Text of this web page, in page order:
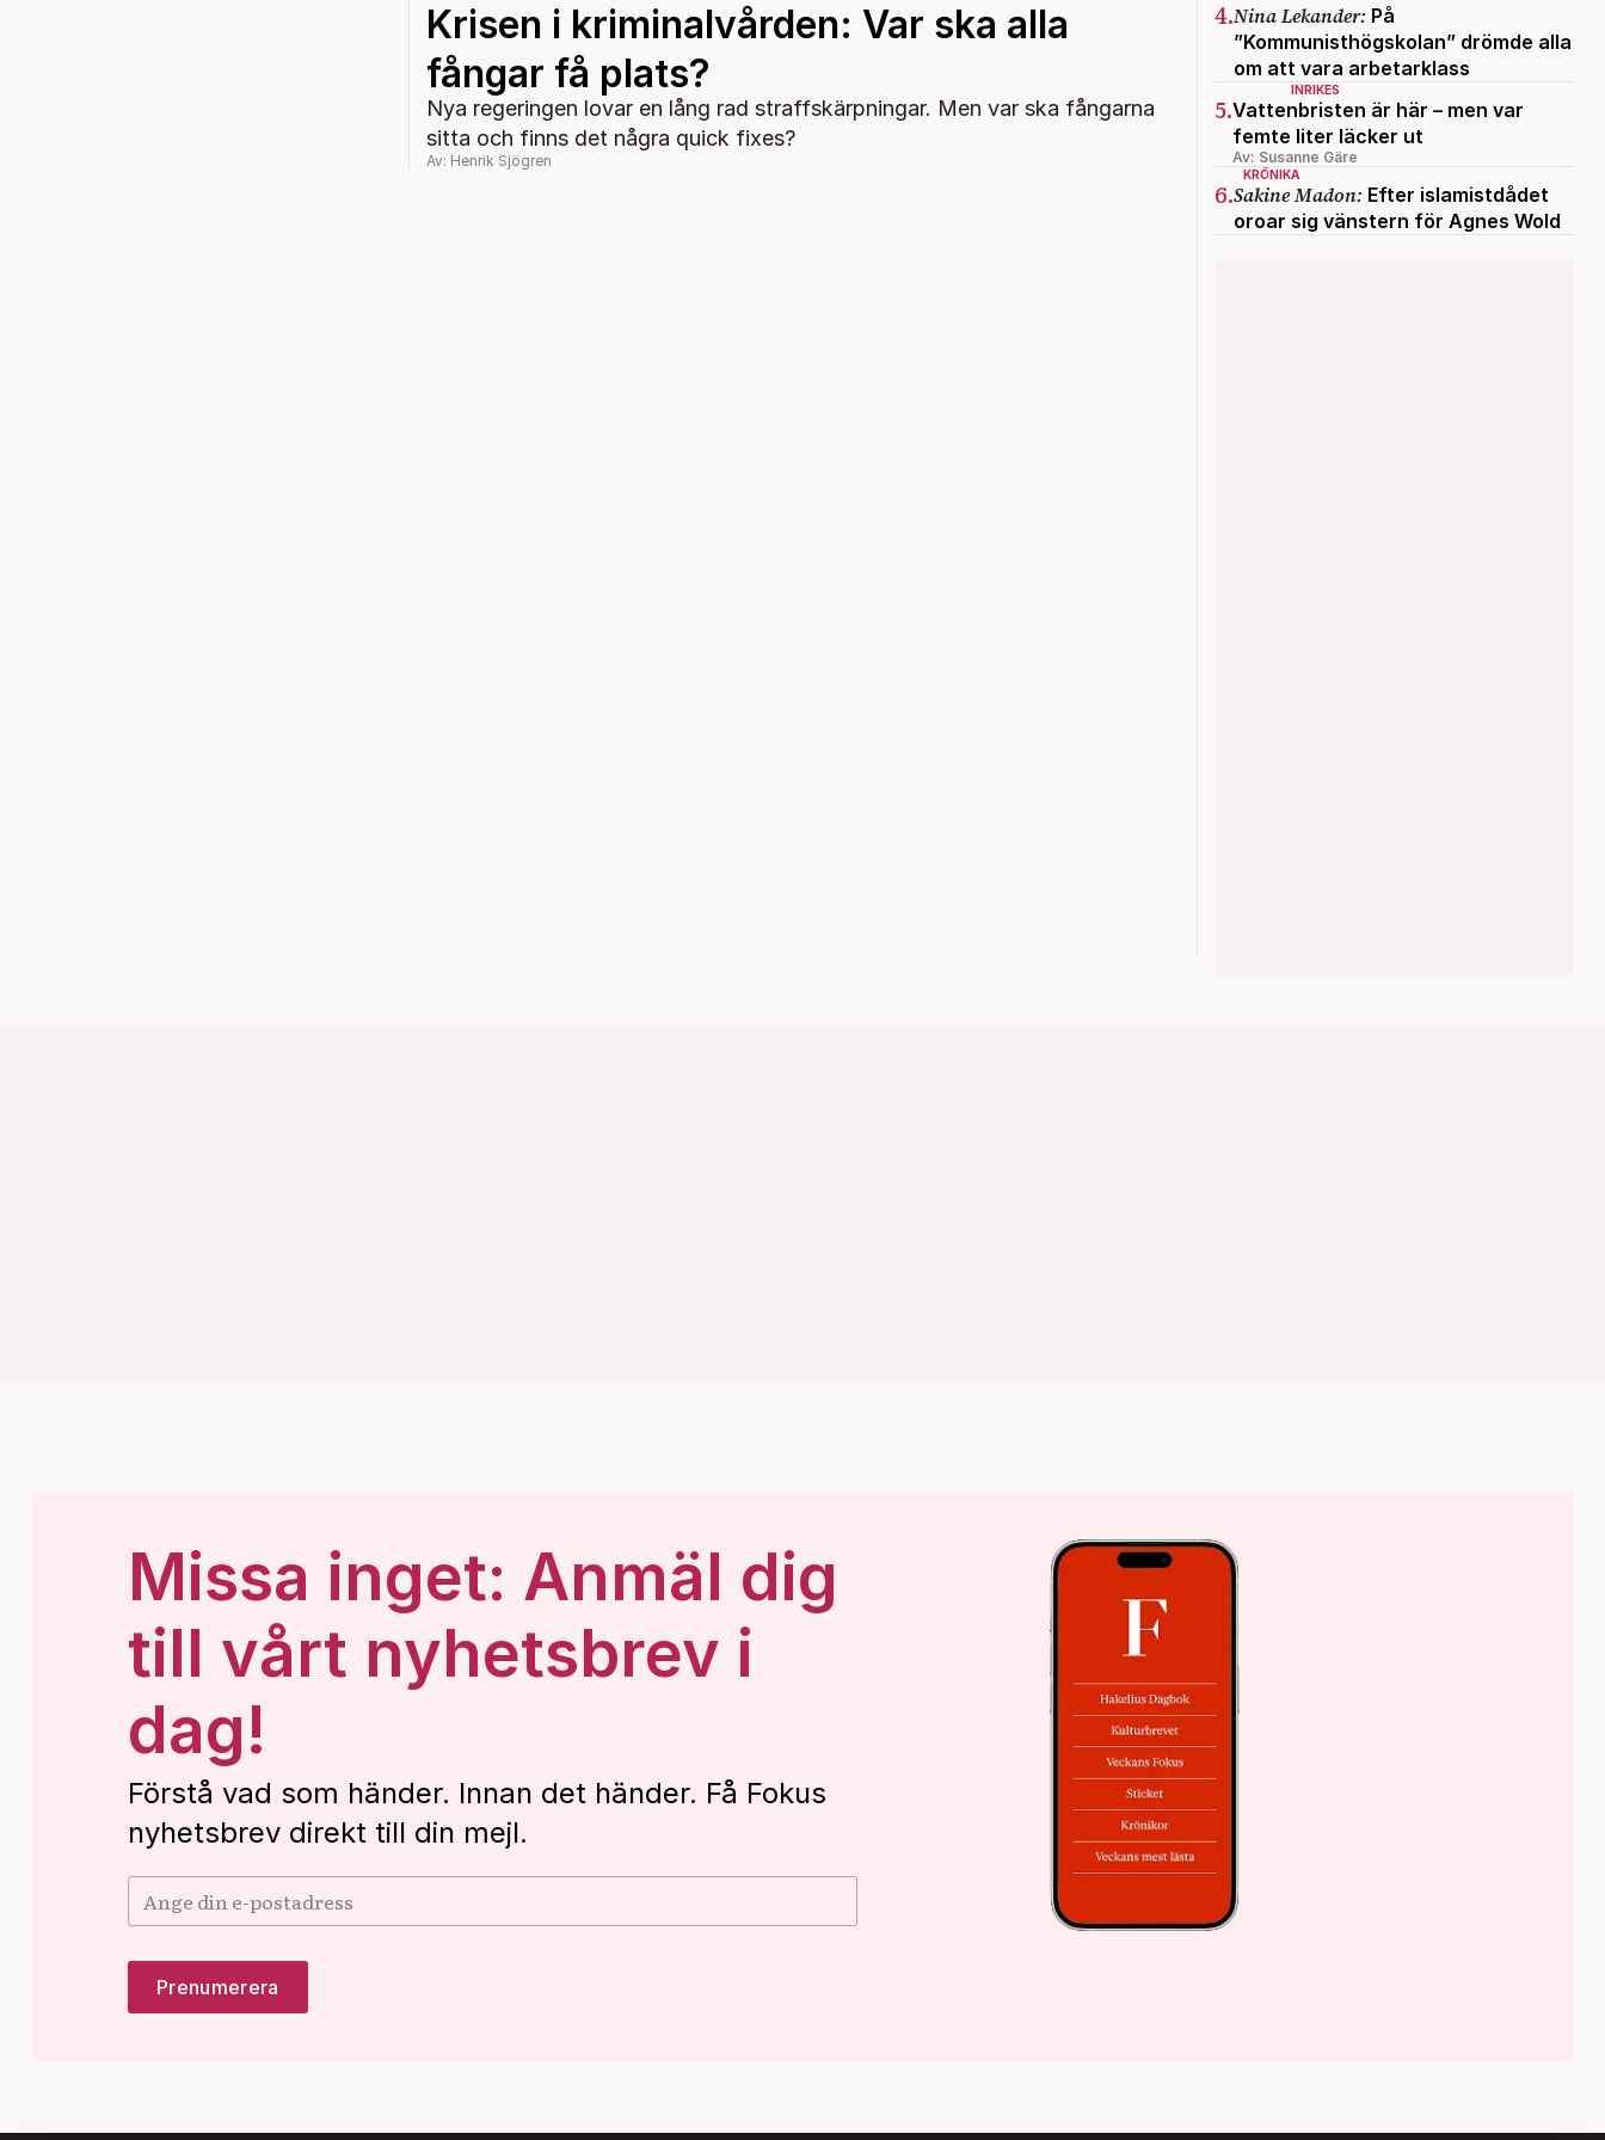
Krisen i kriminalvården: Var ska alla
fångar få plats?
Nya regeringen lovar en lång rad straffskärpningar. Men var ska fångarna
sitta och finns det några quick fixes?
Av: Henrik Sjögren
4.Nina Lekander: På
”Kommunisthögskolan” drömde alla
om att vara arbetarklass
INRIKES
5.Vattenbristen är här – men var
femte liter läcker ut
Av: Susanne Gäre
KRÖNIKA
6.Sakine Madon: Efter islamistdådet
oroar sig vänstern för Agnes Wold
Missa inget: Anmäl dig
till vårt nyhetsbrev i
dag!
Förstå vad som händer. Innan det händer. Få Fokus
nyhetsbrev direkt till din mejl.